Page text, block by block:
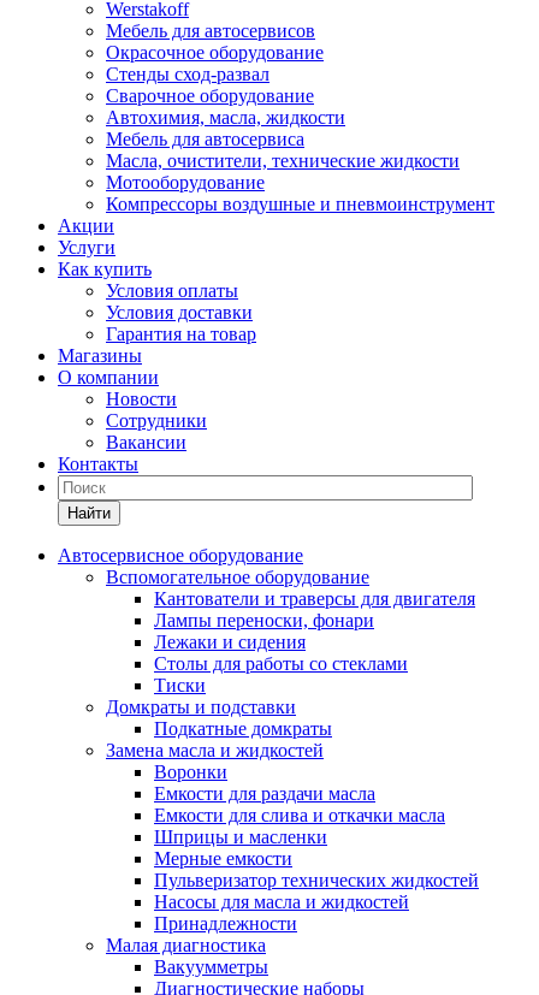
Werstakoff
Мебель для автосервисов
Окрасочное оборудование
Стенды сход-развал
Сварочное оборудование
Автохимия, масла, жидкости
Мебель для автосервиса
Масла, очистители, технические жидкости
Мотооборудование
Компрессоры воздушные и пневмоинструмент
Акции
Услуги
Как купить
Условия оплаты
Условия доставки
Гарантия на товар
Магазины
О компании
Новости
Сотрудники
Вакансии
Контакты
Найти
Автосервисное оборудование
Вспомогательное оборудование
Кантователи и траверсы для двигателя
Лампы переноски, фонари
Лежаки и сидения
Столы для работы со стеклами
Тиски
Домкраты и подставки
Подкатные домкраты
Замена масла и жидкостей
Воронки
Емкости для раздачи масла
Емкости для слива и откачки масла
Шприцы и масленки
Мерные емкости
Пульверизатор технических жидкостей
Насосы для масла и жидкостей
Принадлежности
Малая диагностика
Вакуумметры
Диагностические наборы